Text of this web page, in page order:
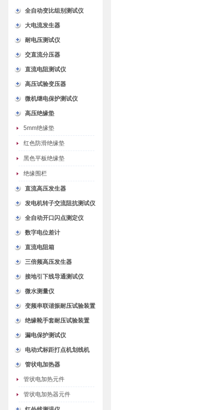
全自动变比组别测试仪
大电流发生器
耐电压测试仪
交直流分压器
直流电阻测试仪
高压试验变压器
微机继电保护测试仪
高压绝缘垫
5mm绝缘垫
红色防滑绝缘垫
黑色平板绝缘垫
绝缘围栏
直流高压发生器
发电机转子交流阻抗测试仪
全自动开口闪点测定仪
数字电位差计
直流电阻箱
三倍频高压发生器
接地引下线导通测试仪
微水测量仪
变频串联谐振耐压试验装置
绝缘靴手套耐压试验装置
漏电保护测试仪
电动式标距打点机划线机
管状电加热器
管状电加热元件
管状电加热器元件